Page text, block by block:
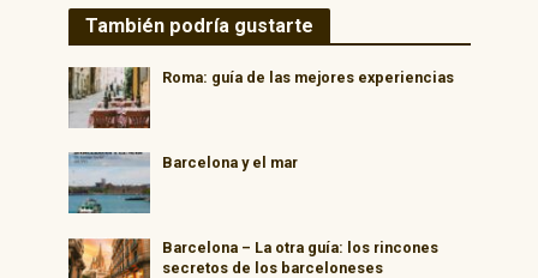
También podría gustarte
Roma: guía de las mejores experiencias
Barcelona y el mar
Barcelona – La otra guía: los rincones
secretos de los barceloneses